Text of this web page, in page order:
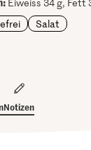
Salat
Notizen